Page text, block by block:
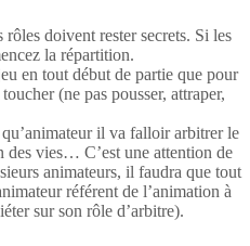
doivent rester secrets. Si les
la répartition.
en tout début de partie que pour
(ne pas pousser, attraper,
il va falloir arbitrer le
des vies… C’est une attention de
animateurs, il faudra que tout
référent de l’animation à
sur son rôle d’arbitre).